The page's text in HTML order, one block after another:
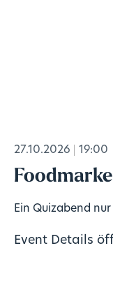
27.10.2026 19:00
Ein Quizabend
Event Details